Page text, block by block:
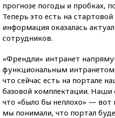
прогнозе погоды и пробках,
Теперь это есть на
информация оказалась
сотрудников.
«Френдли» интранет
функциональным
что сейчас есть на портале
базовой комплектации. Наши
что «было бы неплохо» — вот
мы понимали, что портал